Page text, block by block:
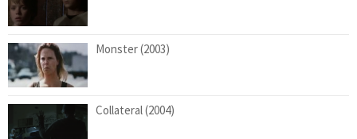
Monster (2003)
Collateral (2004)